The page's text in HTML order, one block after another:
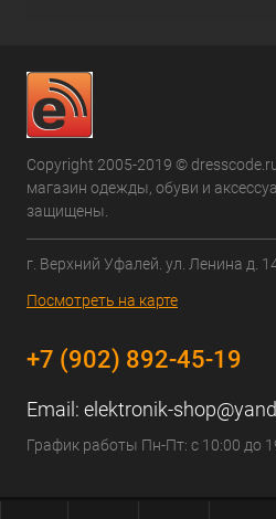
Copyright 2005-2019 ©
магазин одежды, обуви и
защищены.
г. Верхний Уфалей. ул. Ленина д.
Посмотреть на карте
+7 (902) 892-45-19
Email: elektronik-
График работы Пн-Пт: с 10:00 до